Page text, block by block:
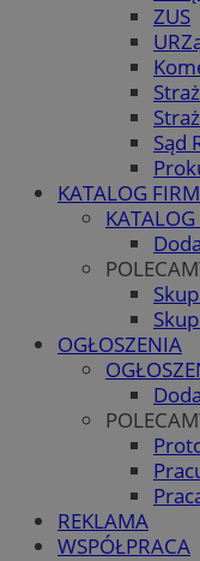
ZUS
Sąd
KATALOG FIRM
OGŁOSZENIA
REKLAMA
WSPÓŁPRACA